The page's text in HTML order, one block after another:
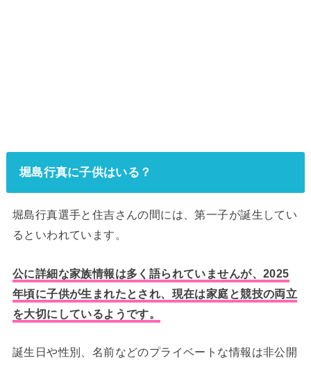
堀島行真に子供はいる？
堀島行真選手と住吉さんの間には、第一子が誕生してい
るといわれています。
公に詳細な家族情報は多く語られていませんが、2025
年頃に子供が生まれたとされ、現在は家庭と競技の両立
を大切にしているようです。
誕生日や性別、名前などのプライベートな情報は非公開